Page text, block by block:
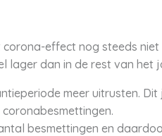
effect nog steeds
lager dan in de rest van het
meer uitrusten.
besmettingen en